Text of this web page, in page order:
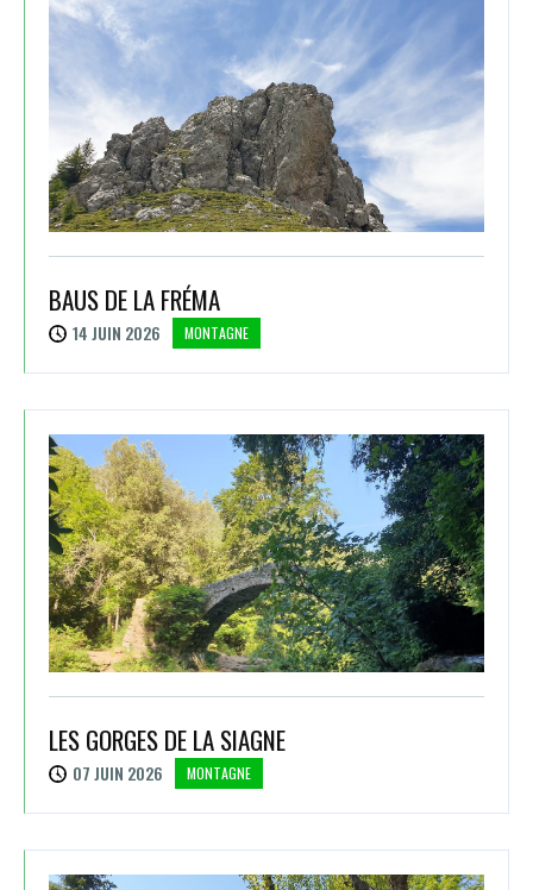
BAUS DE LA FRÉMA
14 JUIN 2026 MONTAGNE
LES GORGES DE LA SIAGNE
07 JUIN 2026 MONTAGNE